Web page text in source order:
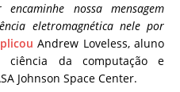
nossa mensagem
eletromagnética nele por
Andrew Loveless, aluno
da computação e
Johnson Space Center.